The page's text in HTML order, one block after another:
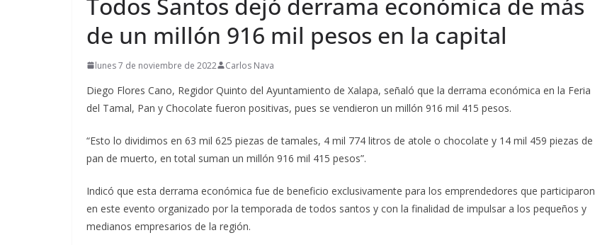
de un millón 916 mil pesos en la capital
lunes 7 de noviembre de 2022 Carlos Nava
Diego Flores Cano, Regidor Quinto del Ayuntamiento de Xalapa, señaló que la derrama económica en la Feria
del Tamal, Pan y Chocolate fueron positivas, pues se vendieron un millón 916 mil 415 pesos.
“Esto lo dividimos en 63 mil 625 piezas de tamales, 4 mil 774 litros de atole o chocolate y 14 mil 459 piezas de
pan de muerto, en total suman un millón 916 mil 415 pesos”.
Indicó que esta derrama económica fue de beneficio exclusivamente para los emprendedores que participaron
en este evento organizado por la temporada de todos santos y con la finalidad de impulsar a los pequeños y
medianos empresarios de la región.